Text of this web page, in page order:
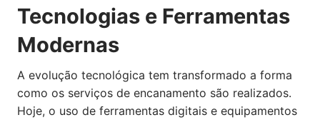
Tecnologias e Ferramentas
Modernas
A evolução tecnológica tem transformado a forma
como os serviços de encanamento são realizados.
Hoje, o uso de ferramentas digitais e equipamentos